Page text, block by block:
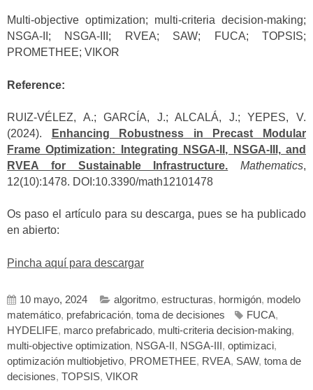
Multi-objective optimization; multi-criteria decision-making;
NSGA-II; NSGA-III; RVEA; SAW; FUCA; TOPSIS;
PROMETHEE; VIKOR
Reference:
RUIZ-VÉLEZ, A.; GARCÍA, J.; ALCALÁ, J.; YEPES, V.
(2024).
Enhancing Robustness in Precast Modular
Frame Optimization: Integrating NSGA-II, NSGA-III, and
RVEA for Sustainable Infrastructure.
Mathematics,
12(10):1478. DOI:10.3390/math12101478
Os paso el artículo para su descarga, pues se ha publicado
en abierto:
Pincha aquí para descargar
10 mayo, 2024 algoritmo, estructuras, hormigón, modelo
matemático, prefabricación, toma de decisiones FUCA,
HYDELIFE, marco prefabricado, multi-criteria decision-making,
multi-objective optimization, NSGA-II , NSGA-III , optimizaci,
optimización multiobjetivo, PROMETHEE, RVEA, SAW, toma de
decisiones, TOPSIS, VIKOR